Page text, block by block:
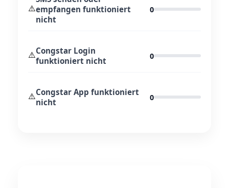
⚠️empfangen funktioniert
nicht
0
⚠️Congstar Login
funktioniert nicht
0
⚠️Congstar App funktioniert
nicht
0